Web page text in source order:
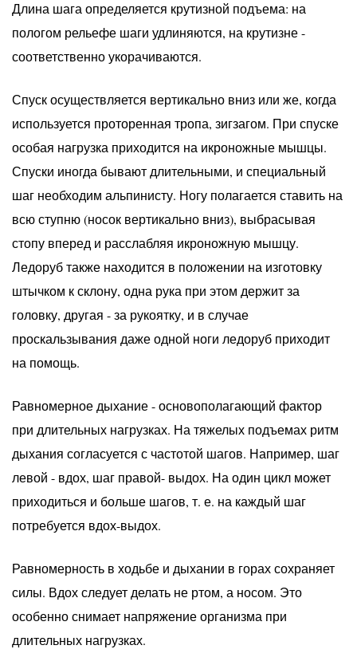
Длина шага определяется крутизной подъема: на
пологом рельефе шаги удлиняются, на крутизне -
соответственно укорачиваются.
Спуск осуществляется вертикально вниз или же, когда
используется проторенная тропа, зигзагом. При спуске
особая нагрузка приходится на икроножные мышцы.
Спуски иногда бывают длительными, и специальный
шаг необходим альпинисту. Ногу полагается ставить на
всю ступню (носок вертикально вниз), выбрасывая
стопу вперед и расслабляя икроножную мышцу.
Ледоруб также находится в положении на изготовку
штычком к склону, одна рука при этом держит за
головку, другая - за рукоятку, и в случае
проскальзывания даже одной ноги ледоруб приходит
на помощь.
Равномерное дыхание - основополагающий фактор
при длительных нагрузках. На тяжелых подъемах ритм
дыхания согласуется с частотой шагов. Например, шаг
левой - вдох, шаг правой- выдох. На один цикл может
приходиться и больше шагов, т. е. на каждый шаг
потребуется вдох-выдох.
Равномерность в ходьбе и дыхании в горах сохраняет
силы. Вдох следует делать не ртом, а носом. Это
особенно снимает напряжение организма при
длительных нагрузках.